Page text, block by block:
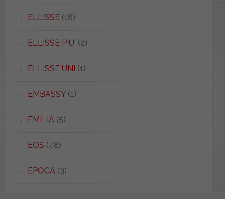
ELLISSE(18)
ELLISSE PIU' (2)
ELLISSE UNI (1)
EMBASSY(1)
EMILIA(5)
EOS (48)
EPOCA(3)